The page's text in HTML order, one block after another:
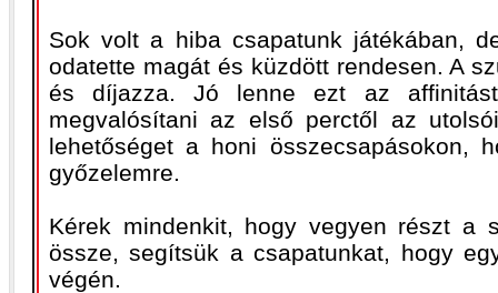
Sok volt a hiba csapatunk játékában,
odatette magát és küzdött rendesen. A
és díjazza. Jó lenne ezt az
megvalósítani az első perctől az
lehetőséget a honi összecsapásokon,
győzelemre.
Kérek mindenkit, hogy vegyen részt a
össze, segítsük a csapatunkat, hogy
végén.